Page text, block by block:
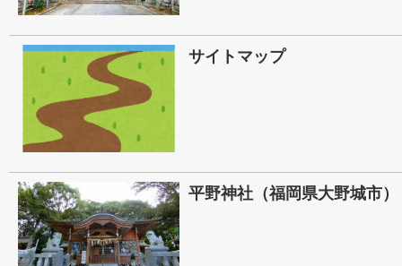
サイトマップ
平野神社（福岡県大野城市）